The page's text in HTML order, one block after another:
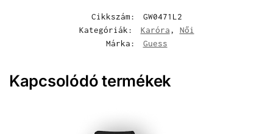
Cikkszám:
GW0471L2
Kategóriák:
Karóra, Női
Márka:
Guess
Kapcsolódó termékek